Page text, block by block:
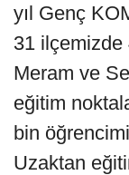
yıl Genç
31
Meram ve
eğitim
bin
Uzaktan